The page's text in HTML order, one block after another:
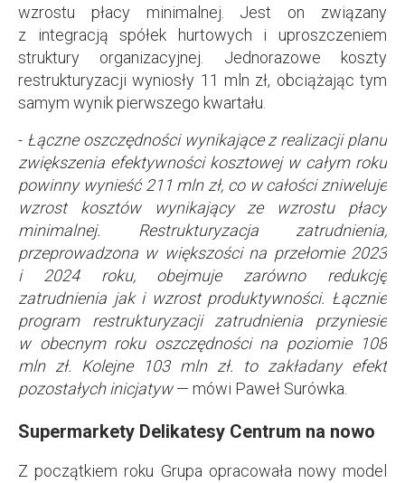
wzrostu płacy minimalnej. Jest on związany
z integracją spółek hurtowych i uproszczeniem
struktury organizacyjnej. Jednorazowe koszty
restrukturyzacji wyniosły 11 mln zł, obciążając tym
samym wynik pierwszego kwartału.
- Łączne oszczędności wynikające z realizacji planu
zwiększenia efektywności kosztowej w całym roku
powinny wynieść 211 mln zł, co w całości zniweluje
wzrost kosztów wynikający ze wzrostu płacy
minimalnej. Restrukturyzacja zatrudnienia,
przeprowadzona w większości na przełomie 2023
i 2024 roku, obejmuje zarówno redukcję
zatrudnienia jak i wzrost produktywności. Łącznie
program restrukturyzacji zatrudnienia przyniesie
w obecnym roku oszczędności na poziomie 108
mln zł. Kolejne 103 mln zł. to zakładany efekt
pozostałych inicjatyw— mówi Paweł Surówka.
Supermarkety Delikatesy Centrum na nowo
Z początkiem roku Grupa opracowała nowy model